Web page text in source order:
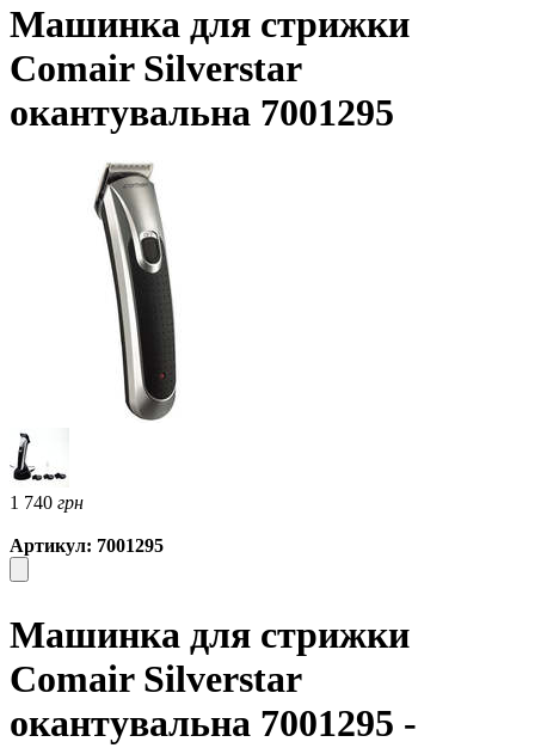
Машинка для стрижки
Comair Silverstar
окантувальна 7001295
1 740 грн
Артикул: 7001295
Машинка для стрижки
Comair Silverstar
окантувальна 7001295 -